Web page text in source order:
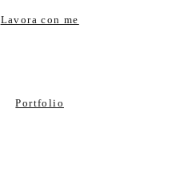
Lavora con me
Portfolio